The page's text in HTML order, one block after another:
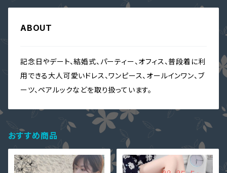
ABOUT
記念日やデート、結婚式、パーティー、オフィス、普段着に利
用できる大人可愛いドレス、ワンピース、オールインワン、ブ
ーツ、ペアルックなどを取り扱っています。
おすすめ商品